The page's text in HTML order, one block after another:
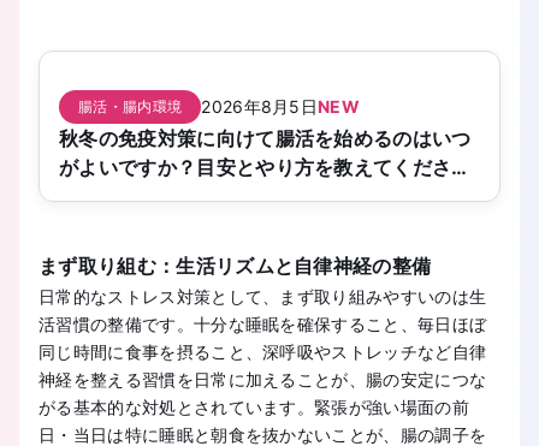
腸活・腸内環境 2026年8月5日NEW
秋冬の免疫対策に向けて腸活を始めるのはいつ
がよいですか？目安とやり方を教えてくださ
い。
まず取り組む：生活リズムと自律神経の整備
日常的なストレス対策として、まず取り組みやすいのは生
活習慣の整備です。十分な睡眠を確保すること、毎日ほぼ
同じ時間に食事を摂ること、深呼吸やストレッチなど自律
神経を整える習慣を日常に加えることが、腸の安定につな
がる基本的な対処とされています。緊張が強い場面の前
日・当日は特に睡眠と朝食を抜かないことが、腸の調子を